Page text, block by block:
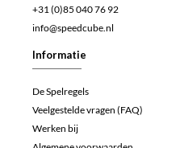
+31 (0)85 040 76 92
info@speedcube.nl
Informatie
De Spelregels
Veelgestelde vragen (FAQ)
Werken bij